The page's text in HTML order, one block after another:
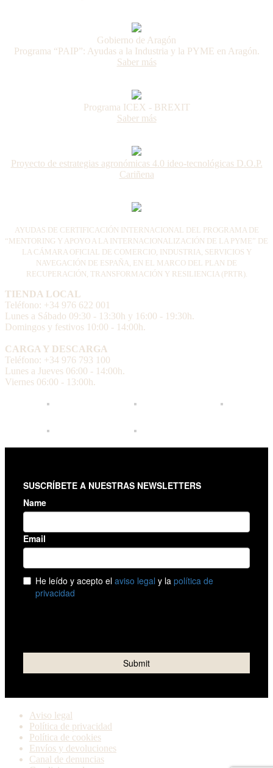
Gobierno de Aragón
Programa “PAIP”: Ayudas a la Industria y la PYME en Aragón.
Saber más
Programa ICEX - BREXIT
Saber más
Proyecto de estrategias agronómicas 4.0 ideo-tecnológicas D.O.P.
Cariñena
AYUDAS DE CERTIFICACIÓN INTERNACIONAL DEL PROGRAMA DE
“MENTORING Y APOYO A LA INTERNACIONALIZACIÓN DE LA PYME” DE
LA CÁMARA OFICIAL DE COMERCIO, INDUSTRIA, SERVICIOS Y
NAVEGACIÓN DE ESPAÑA, EN EL MARCO DEL PLAN DE
RECUPERACIÓN, TRANSFORMACIÓN Y RESILIENCIA (PRTR).
TIENDA LOCAL
Teléfono: +34 976 622 001
Lunes a Sábado 09:30 - 13:30h y 16:00 - 19:30h.
Domingos y festivos 10:00 - 14:00h.
CARGA Y DESCARGA
Teléfono: +34 976 793 100
Lunes a Jueves 06:00 - 14:00h.
Viernes 06:00 - 13:00h.
Aviso legal
Política de privacidad
Política de cookies
Envíos y devoluciones
Canal de denuncias